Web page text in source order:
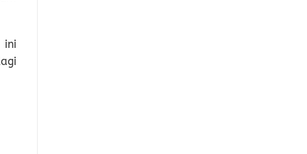
ini